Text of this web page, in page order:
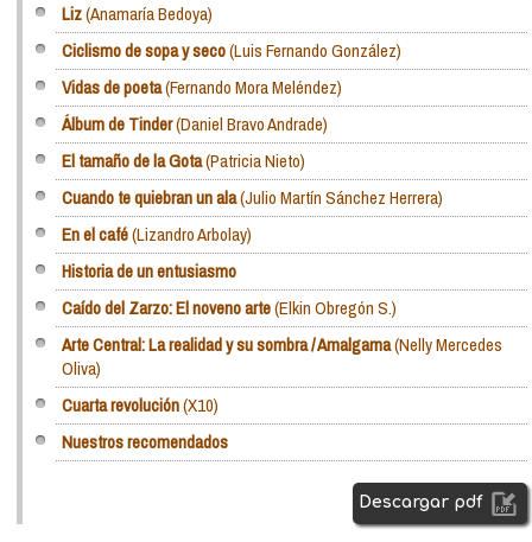
Liz(Anamaría Bedoya)
Ciclismo de sopa y seco(Luis Fernando González)
Vidas de poeta(Fernando Mora Meléndez)
Álbum de Tinder(Daniel Bravo Andrade)
El tamaño de la Gota(Patricia Nieto)
Cuando te quiebran un ala(Julio Martín Sánchez Herrera)
En el café(Lizandro Arbolay)
Historia de un entusiasmo
Caído del Zarzo: El noveno arte(Elkin Obregón S.)
Arte Central: La realidad y su sombra / Amalgama(Nelly Mercedes
Oliva)
Cuarta revolución(X10)
Nuestros recomendados
Descargar pdf